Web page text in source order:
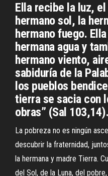
Ella recibe la luz,
hermano sol, la
hermano fuego.
hermana agua y
hermano viento,
sabiduría de la
los pueblos
tierra se sacia con
obras” (Sal 103,14).
La pobreza no es ningún
descubrir la fraternidad,
la hermana y madre Tierra.
del Sol, de la Luna, del